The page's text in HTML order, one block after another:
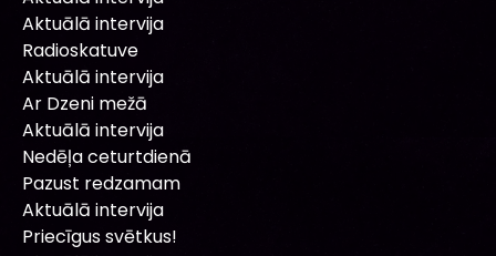
Aktuālā intervija
Radioskatuve
Aktuālā intervija
Ar Dzeni mežā
Aktuālā intervija
Nedēļa ceturtdienā
Pazust redzamam
Aktuālā intervija
Priecīgus svētkus!